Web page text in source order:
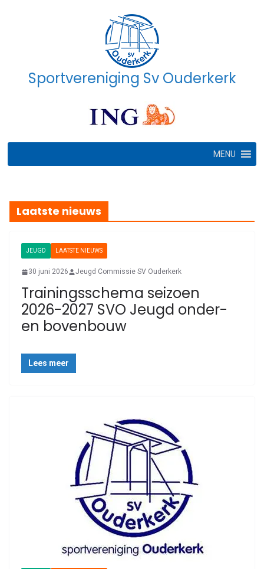
Sportvereniging Sv Ouderkerk
MENU
Laatste nieuws
JEUGD LAATSTE NIEUWS
30 juni 2026 Jeugd Commissie SV Ouderkerk
Trainingsschema seizoen
2026-2027 SVO Jeugd onder-
en bovenbouw
Lees meer